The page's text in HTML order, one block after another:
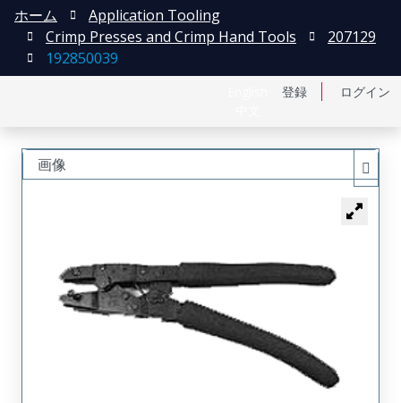
登録 ログイン
ホーム
Application Tooling
Crimp Presses and Crimp Hand Tools
207129
192850039
画像